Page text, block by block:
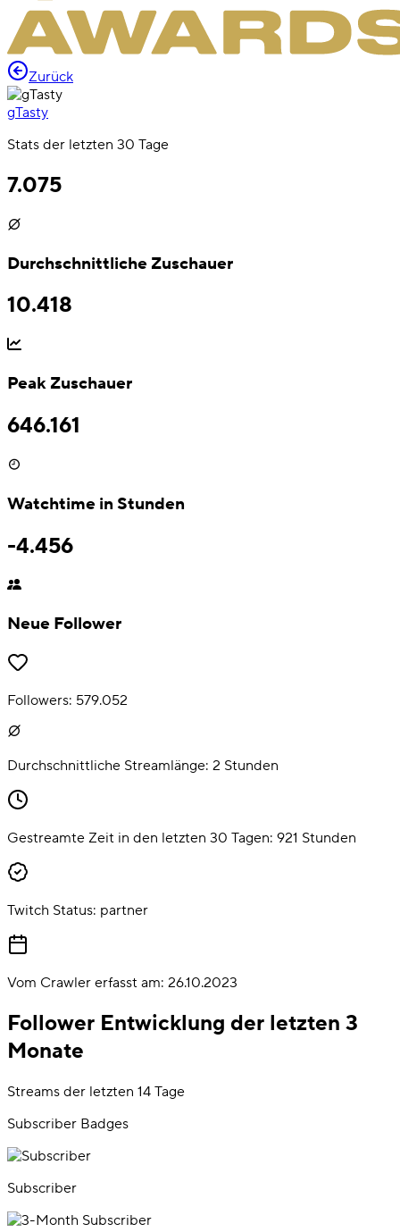
Zurück
gTasty
Stats der letzten 30 Tage
7.075
Durchschnittliche Zuschauer
10.418
Peak Zuschauer
646.161
Watchtime in Stunden
-4.456
Neue Follower
Followers: 579.052
Durchschnittliche Streamlänge: 2 Stunden
Gestreamte Zeit in den letzten 30 Tagen: 921 Stunden
Twitch Status: partner
Vom Crawler erfasst am: 26.10.2023
Follower Entwicklung der letzten 3
Monate
Streams der letzten 14 Tage
Subscriber Badges
Subscriber